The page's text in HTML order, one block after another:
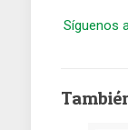
Síguenos